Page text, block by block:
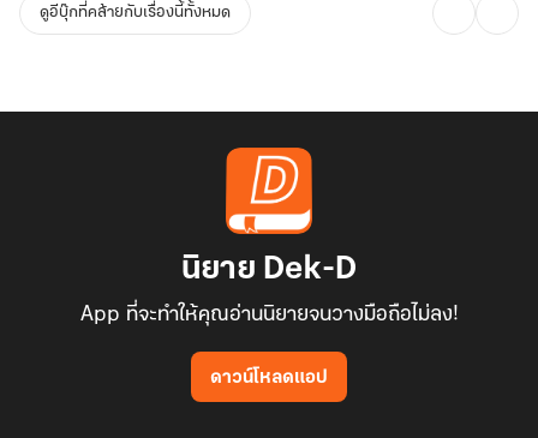
ดูอีบุ๊กที่คล้ายกับเรื่องนี้ทั้งหมด
นิยาย Dek-D
App ที่จะทำให้คุณอ่านนิยายจนวางมือถือไม่ลง!
ดาวน์โหลดแอป